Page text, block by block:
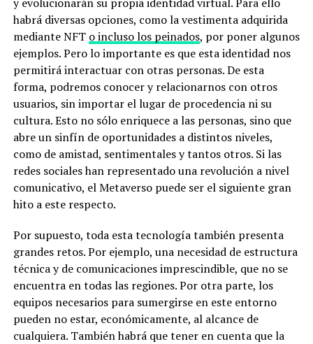
habrá diversas opciones, como la vestimenta adquirida
mediante NFT o incluso los peinados, por poner algunos
ejemplos. Pero lo importante es que esta identidad nos
permitirá interactuar con otras personas. De esta
forma, podremos conocer y relacionarnos con otros
usuarios, sin importar el lugar de procedencia ni su
cultura. Esto no sólo enriquece a las personas, sino que
abre un sinfín de oportunidades a distintos niveles,
como de amistad, sentimentales y tantos otros. Si las
redes sociales han representado una revolución a nivel
comunicativo, el Metaverso puede ser el siguiente gran
hito a este respecto.
Por supuesto, toda esta tecnología también presenta
grandes retos. Por ejemplo, una necesidad de estructura
técnica y de comunicaciones imprescindible, que no se
encuentra en todas las regiones. Por otra parte, los
equipos necesarios para sumergirse en este entorno
pueden no estar, económicamente, al alcance de
cualquiera. También habrá que tener en cuenta que la